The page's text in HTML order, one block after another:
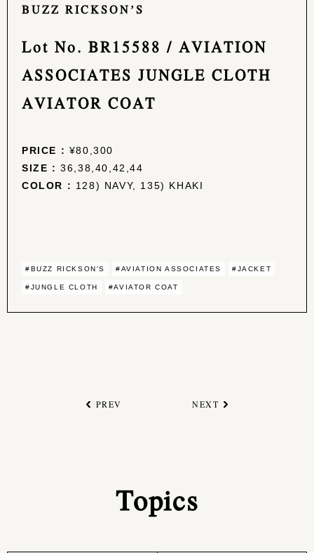
BUZZ RICKSON’S
Lot No. BR15588 / AVIATION
ASSOCIATES JUNGLE CLOTH
AVIATOR COAT
PRICE : ¥80,300
SIZE : 36,38,40,42,44
COLOR : 128) NAVY, 135) KHAKI
#BUZZ RICKSON'S #AVIATION ASSOCIATES #JACKET
#JUNGLE CLOTH #AVIATOR COAT
PREV NEXT
Topics